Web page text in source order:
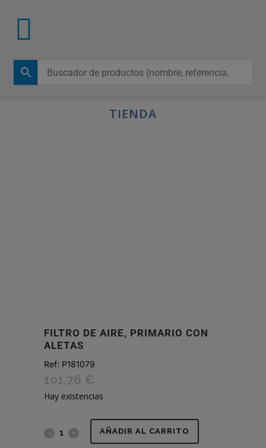
TIENDA
FILTRO DE AIRE, PRIMARIO CON
ALETAS
Ref: P181079
101,76 €
Hay existencias
FILTRO AÑADIR AL CARRITO